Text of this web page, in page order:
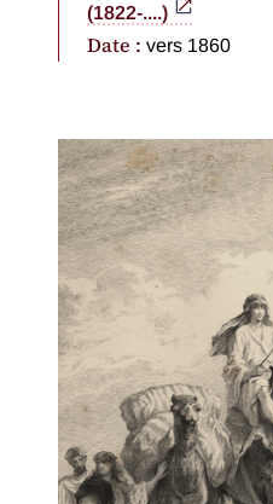
(1822-....)
Date : vers 1860